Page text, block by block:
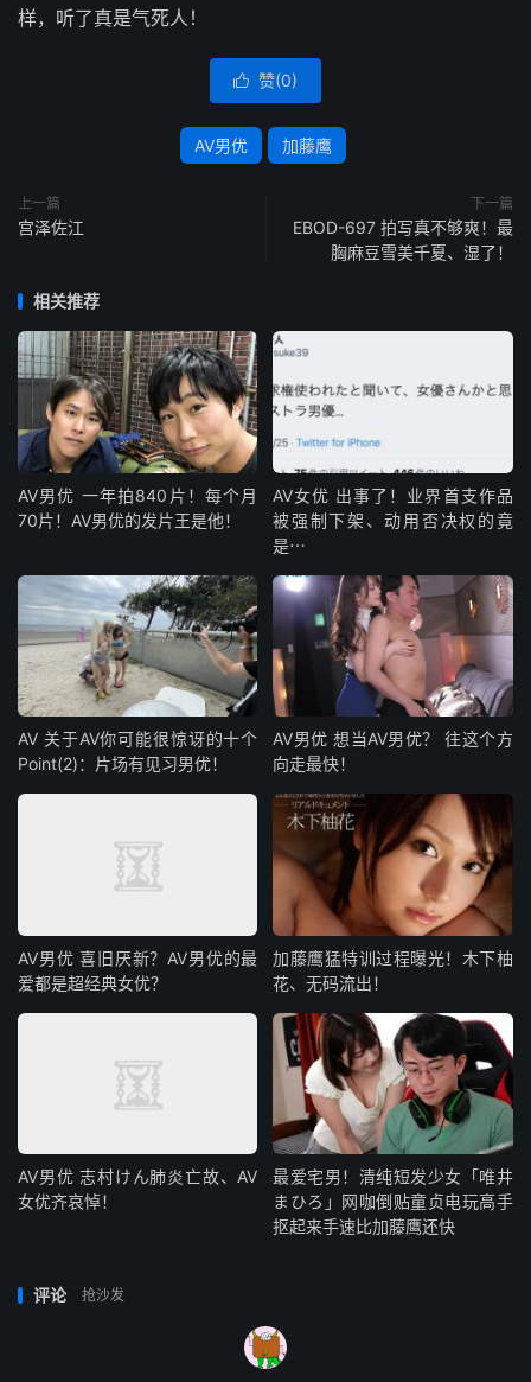
样，听了真是气死人！
 赞(0)
AV男优 加藤鹰
上一篇
宫泽佐江
下一篇
EBOD-697 拍写真不够爽！最
胸麻豆雪美千夏、湿了！
相关推荐
AV男优 一年拍840片！每个月
70片！AV男优的发片王是他！
AV女优 出事了！业界首支作品
被强制下架、动用否决权的竟
是⋯
AV 关于AV你可能很惊讶的十个
Point(2)：片场有见习男优！
AV男优 想当AV男优？ 往这个方
向走最快！
AV男优 喜旧厌新？AV男优的最
爱都是超经典女优？
加藤鹰猛特训过程曝光！木下柚
花、无码流出！
AV男优 志村けん肺炎亡故、AV
女优齐哀悼！
最爱宅男！清纯短发少女「唯井
まひろ」网咖倒贴童贞电玩高手
抠起来手速比加藤鹰还快
评论 抢沙发